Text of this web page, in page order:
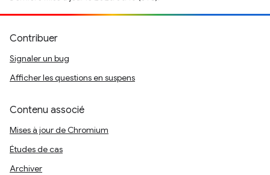
Contribuer
Signaler un bug
Afficher les questions en suspens
Contenu associé
Mises à jour de Chromium
Études de cas
Archiver